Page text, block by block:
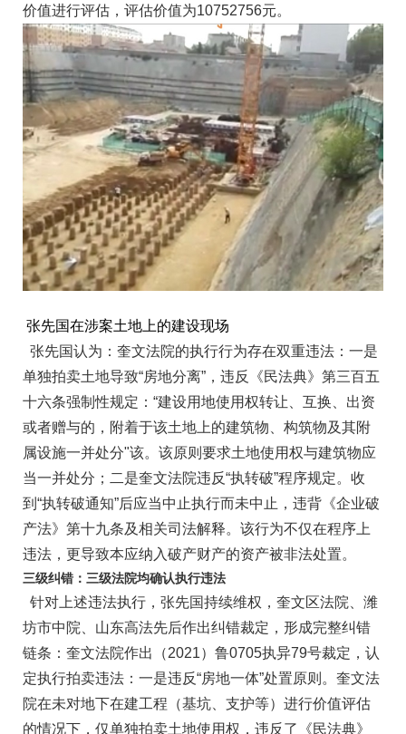
价值进行评估，评估价值为10752756元。
张先国在涉案土地上的建设现场
张先国认为：奎文法院的执行行为存在双重违法：一是
单独拍卖土地导致“房地分离”，违反《民法典》第三百五
十六条强制性规定：“建设用地使用权转让、互换、出资
或者赠与的，附着于该土地上的建筑物、构筑物及其附
属设施一并处分"该。该原则要求土地使用权与建筑物应
当一并处分；二是奎文法院违反“执转破”程序规定。收
到“执转破通知”后应当中止执行而未中止，违背《企业破
产法》第十九条及相关司法解释。该行为不仅在程序上
违法，更导致本应纳入破产财产的资产被非法处置。
三级纠错：三级法院均确认执行违法
针对上述违法执行，张先国持续维权，奎文区法院、潍
坊市中院、山东高法先后作出纠错裁定，形成完整纠错
链条：奎文法院作出（2021）鲁0705执异79号裁定，认
定执行拍卖违法：一是违反“房地一体”处置原则。奎文法
院在未对地下在建工程（基坑、支护等）进行价值评估
的情况下，仅单独拍卖土地使用权，违反了《民法典》